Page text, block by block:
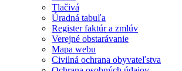
Tlačivá
Úradná tabuľa
Register faktúr a zmlúv
Verejné obstarávanie
Mapa webu
Civilná ochrana obyvateľstva